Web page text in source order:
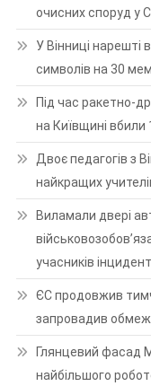
очисних споруд у
У Вінниці нарешті
символів на 30
Під час ракетно-
на Київщині
Двоє педагогів з
найкращих
Виламали двері
учасників
ЄС продовжив
запровадив
Глянцевий фасад
найбільшого